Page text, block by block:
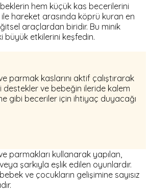
hem küçük kas becerilerini
hareket arasında köprü kuran en
araçlardan biridir. Bu minik
büyük etkilerini keşfedin.
parmak kaslarını aktif çalıştırarak
destekler ve bebeğin ileride kalem
gibi beceriler için ihtiyaç duyacağı
parmakları kullanarak yapılan,
şarkıyla eşlik edilen oyunlardır.
ve çocukların gelişimine sayısız